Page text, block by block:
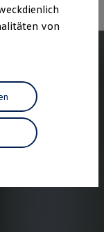
von